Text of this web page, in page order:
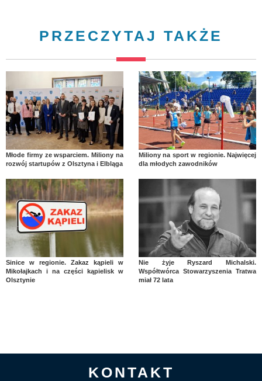
PRZECZYTAJ TAKŻE
Młode firmy ze wsparciem. Miliony na
rozwój startupów z Olsztyna i Elbląga
Miliony na sport w regionie. Najwięcej
dla młodych zawodników
Sinice w regionie. Zakaz kąpieli w
Mikołajkach i na części kąpielisk w
Olsztynie
Nie żyje Ryszard Michalski.
Współtwórca Stowarzyszenia Tratwa
miał 72 lata
KONTAKT